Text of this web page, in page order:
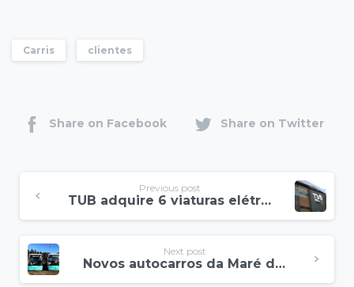
Carris clientes
Share on Facebook Share on Twitter
Previous post
TUB adquire 6 viaturas elétricas com Indicadores de Destino policromáticos NSS
Next post
Novos autocarros da Maré de Matosinhos equipados com #NewSignSolutions